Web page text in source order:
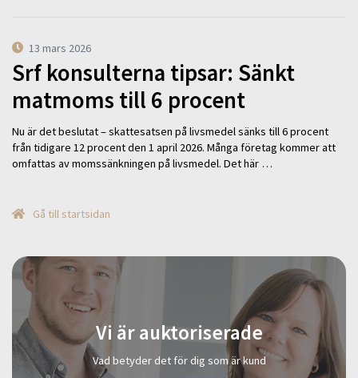
13 mars 2026
Srf konsulterna tipsar: Sänkt
matmoms till 6 procent
Nu är det beslutat – skattesatsen på livsmedel sänks till 6 procent
från tidigare 12 procent den 1 april 2026. Många företag kommer att
omfattas av momssänkningen på livsmedel. Det här …
Gå till startsidan
Vi är auktoriserade
Vad betyder det för dig som är kund